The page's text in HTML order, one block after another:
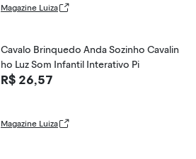
Magazine Luiza
Cavalo Brinquedo Anda Sozinho Cavalin
ho Luz Som Infantil Interativo Pi
R$ 26,57
Magazine Luiza